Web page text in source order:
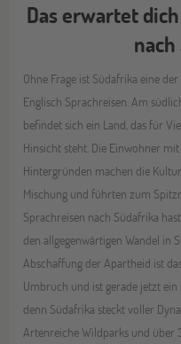
Das erwartet
Ohne Frage ist Südafrika eine
Englisch Sprachreisen. Am
befindet sich ein Land, das für
Hinsicht steht. Die Einwohner
Hintergründen machen die
Mischung und führten zum
Sprachreisen nach Südafrika
den allgegenwärtigen Wandel in
Abschaffung der Apartheid ist
Umbruch und ist gerade jetzt
denn Südafrika steckt voller
Artenreiche Wildparks und über